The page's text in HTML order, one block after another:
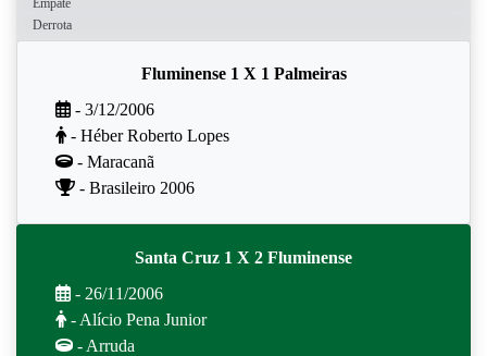
Empate
Derrota
Fluminense 1 X 1 Palmeiras
- 3/12/2006
- Héber Roberto Lopes
- Maracanã
- Brasileiro 2006
Santa Cruz 1 X 2 Fluminense
- 26/11/2006
- Alício Pena Junior
- Arruda